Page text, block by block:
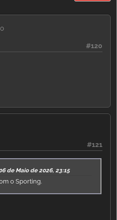
#120
#121
de Maio de 2026, 23:15
o Sporting.